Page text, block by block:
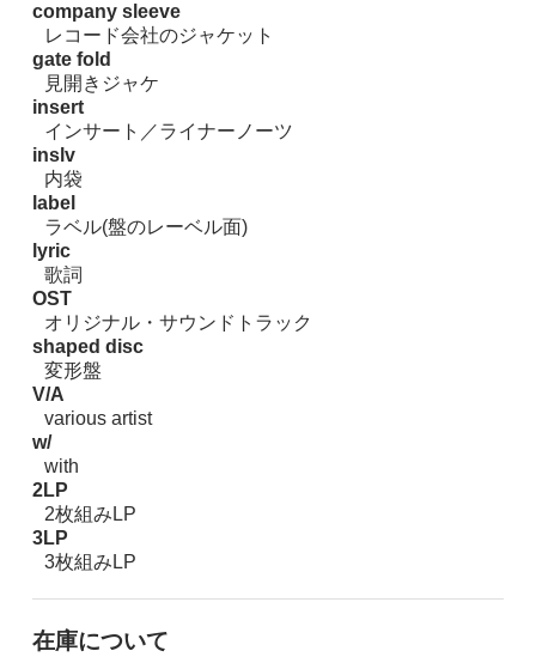
company sleeve
レコード会社のジャケット
gate fold
見開きジャケ
insert
インサート／ライナーノーツ
inslv
内袋
label
ラベル(盤のレーベル面)
lyric
歌詞
OST
オリジナル・サウンドトラック
shaped disc
変形盤
V/A
various artist
w/
with
2LP
2枚組みLP
3LP
3枚組みLP
在庫について